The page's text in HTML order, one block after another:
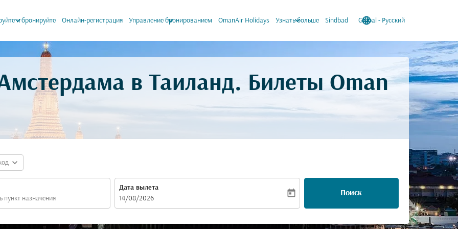
и бронируйте
keyboard_arrow_down Онлайн-регистрация Управление бронированием
keyboard_arrow_down OmanAir Holidays Узнать больше
keyboard_arrow_down Sindbad language
Global - Русский
keyboard_arrow_down
в Таиланд. Билеты Oman
expand_more
Дата вылета
fc-booking-departure-date-aria-label
14/08/2026
today Поиск